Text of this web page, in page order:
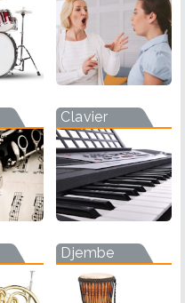
Clavier
Djembe